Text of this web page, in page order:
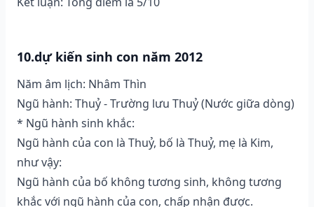
10.dự kiến sinh con năm 2012
Năm âm lịch: Nhâm Thìn
Ngũ hành: Thuỷ - Trường lưu Thuỷ (Nước giữa dòng)
* Ngũ hành sinh khắc:
Ngũ hành của con là Thuỷ, bố là Thuỷ, mẹ là Kim,
như vậy:
Ngũ hành của bố không tương sinh, không tương
khắc với ngũ hành của con, chấp nhận được.